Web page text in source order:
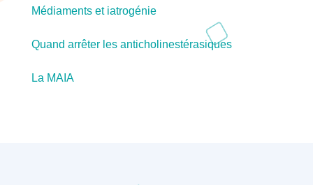
Médiaments et iatrogénie
Quand arrêter les anticholinestérasiques
La MAIA